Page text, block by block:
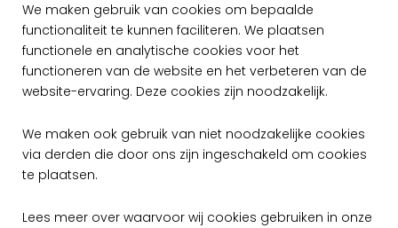
We maken gebruik van cookies om bepaalde
functionaliteit te kunnen faciliteren. We plaatsen
functionele en analytische cookies voor het
functioneren van de website en het verbeteren van de
website-ervaring. Deze cookies zijn noodzakelijk.
We maken ook gebruik van niet noodzakelijke cookies
via derden die door ons zijn ingeschakeld om cookies
te plaatsen.
Lees meer over waarvoor wij cookies gebruiken in onze
Arte Textura